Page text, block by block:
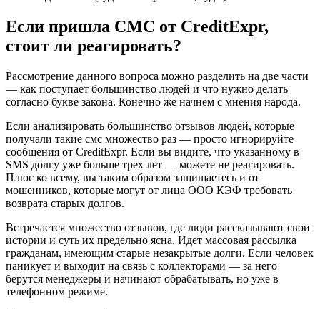
Если пришла СМС от CreditExpr,
стоит ли реагировать?
Рассмотрение данного вопроса можно разделить на две части
— как поступает большинство людей и что нужно делать
согласно букве закона. Конечно же начнем с мнения народа.
Если анализировать большинство отзывов людей, которые
получали такие смс множество раз — просто игнорируйте
сообщения от CreditExpr. Если вы видите, что указанному в
SMS долгу уже больше трех лет — можете не реагировать.
Плюс ко всему, вы таким образом защищаетесь и от
мошенников, которые могут от лица ООО КЭФ требовать
возврата старых долгов.
Встречается множество отзывов, где люди рассказывают свои
истории и суть их предельно ясна. Идет массовая рассылка
гражданам, имеющим старые незакрытые долги. Если человек
паникует и выходит на связь с коллекторами — за него
берутся менеджеры и начинают обрабатывать, но уже в
телефонном режиме.